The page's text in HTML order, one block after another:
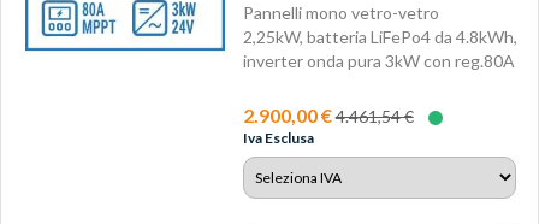
Pannelli mono vetro-vetro
2,25kW, batteria LiFePo4 da 4.8kWh,
inverter onda pura 3kW con reg.80A
2.900,00 €4.461,54 €
Iva Esclusa